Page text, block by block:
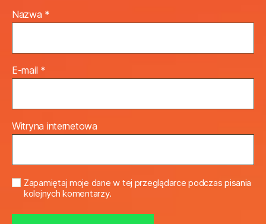
Nazwa *
E-mail *
Witryna internetowa
Zapamiętaj moje dane w tej przeglądarce podczas pisania
kolejnych komentarzy.